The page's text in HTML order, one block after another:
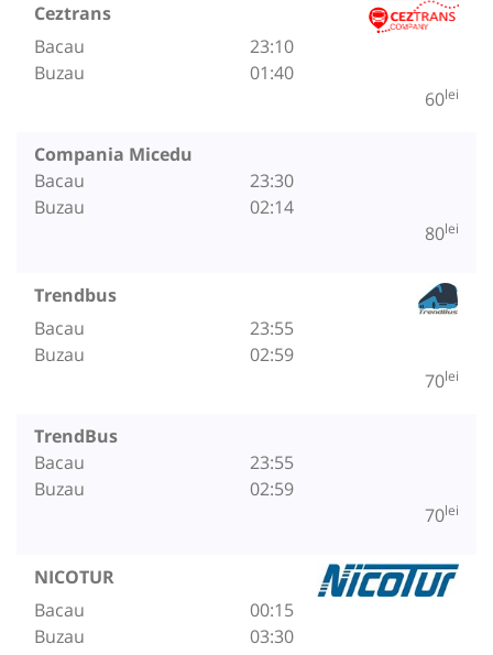
Ceztrans
Bacau
Buzau
23:10
01:40
60lei
Compania Micedu
Bacau
Buzau
23:30
02:14
80lei
Trendbus
Bacau
Buzau
23:55
02:59
70lei
TrendBus
Bacau
Buzau
23:55
02:59
70lei
NICOTUR
Bacau
Buzau
00:15
03:30